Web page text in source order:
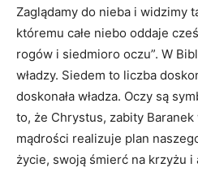
Zaglądamy do nieba i widzimy
któremu całe niebo oddaje
rogów i siedmioro oczu”. W
władzy. Siedem to liczba
doskonała władza. Oczy są
to, że Chrystus, zabity Baranek
mądrości realizuje plan
życie, swoją śmierć na krzyżu i